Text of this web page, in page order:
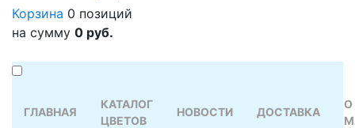
Корзина 0 позиций
на сумму 0 руб.
ГЛАВНАЯ
КАТАЛОГ
ЦВЕТОВ
НОВОСТИ ДОСТАВКА
О